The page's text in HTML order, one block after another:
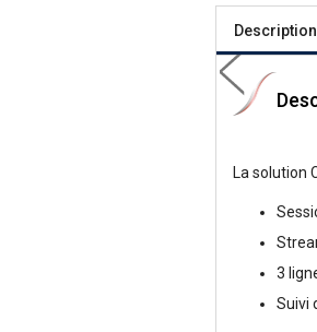
La solution
3
Suivi